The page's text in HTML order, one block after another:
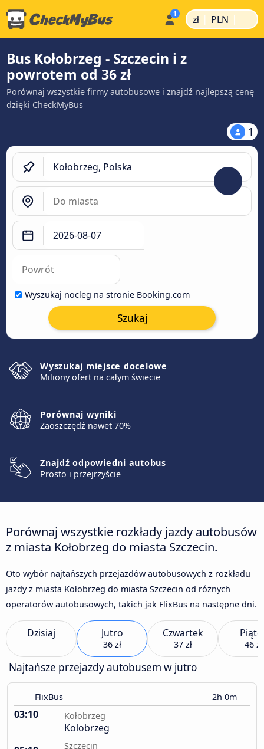
zł | PLN |
Bus Kołobrzeg - Szczecin i z
powrotem od 36 zł
Porównaj wszystkie firmy autobusowe i znajdź najlepszą cenę
dzięki CheckMyBus
1
Wyszukaj nocleg na stronie Booking.com
Szukaj
Wyszukaj miejsce docelowe
Miliony ofert na całym świecie
Porównaj wyniki
Zaoszczędź nawet 70%
Znajdź odpowiedni autobus
Prosto i przejrzyście
Porównaj wszystkie rozkłady jazdy autobusów
z miasta Kołobrzeg do miasta Szczecin.
Oto wybór najtańszych przejazdów autobusowych z rozkładu
jazdy z miasta Kołobrzeg do miasta Szczecin od różnych
operatorów autobusowych, takich jak FlixBus na następne dni.
Dzisiaj Jutro
36 zł
Czwartek
37 zł 46 zł
Najtańsze przejazdy autobusem w jutro
FlixBus 2h 0m
03:10 Kołobrzeg
Kolobrzeg
Szczecin